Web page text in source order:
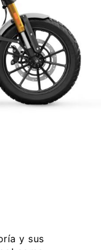
y sus